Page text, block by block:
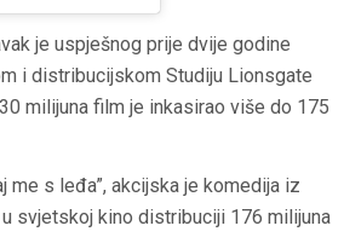
je uspješnog prije dvije godine
i distribucijskom Studiju Lionsgate
milijuna film je inkasirao više do 175
me s leđa”, akcijska je komedija iz
svjetskoj kino distribuciji 176 milijuna